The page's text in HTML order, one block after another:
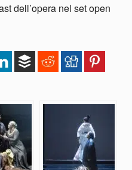
dell’opera nel set open